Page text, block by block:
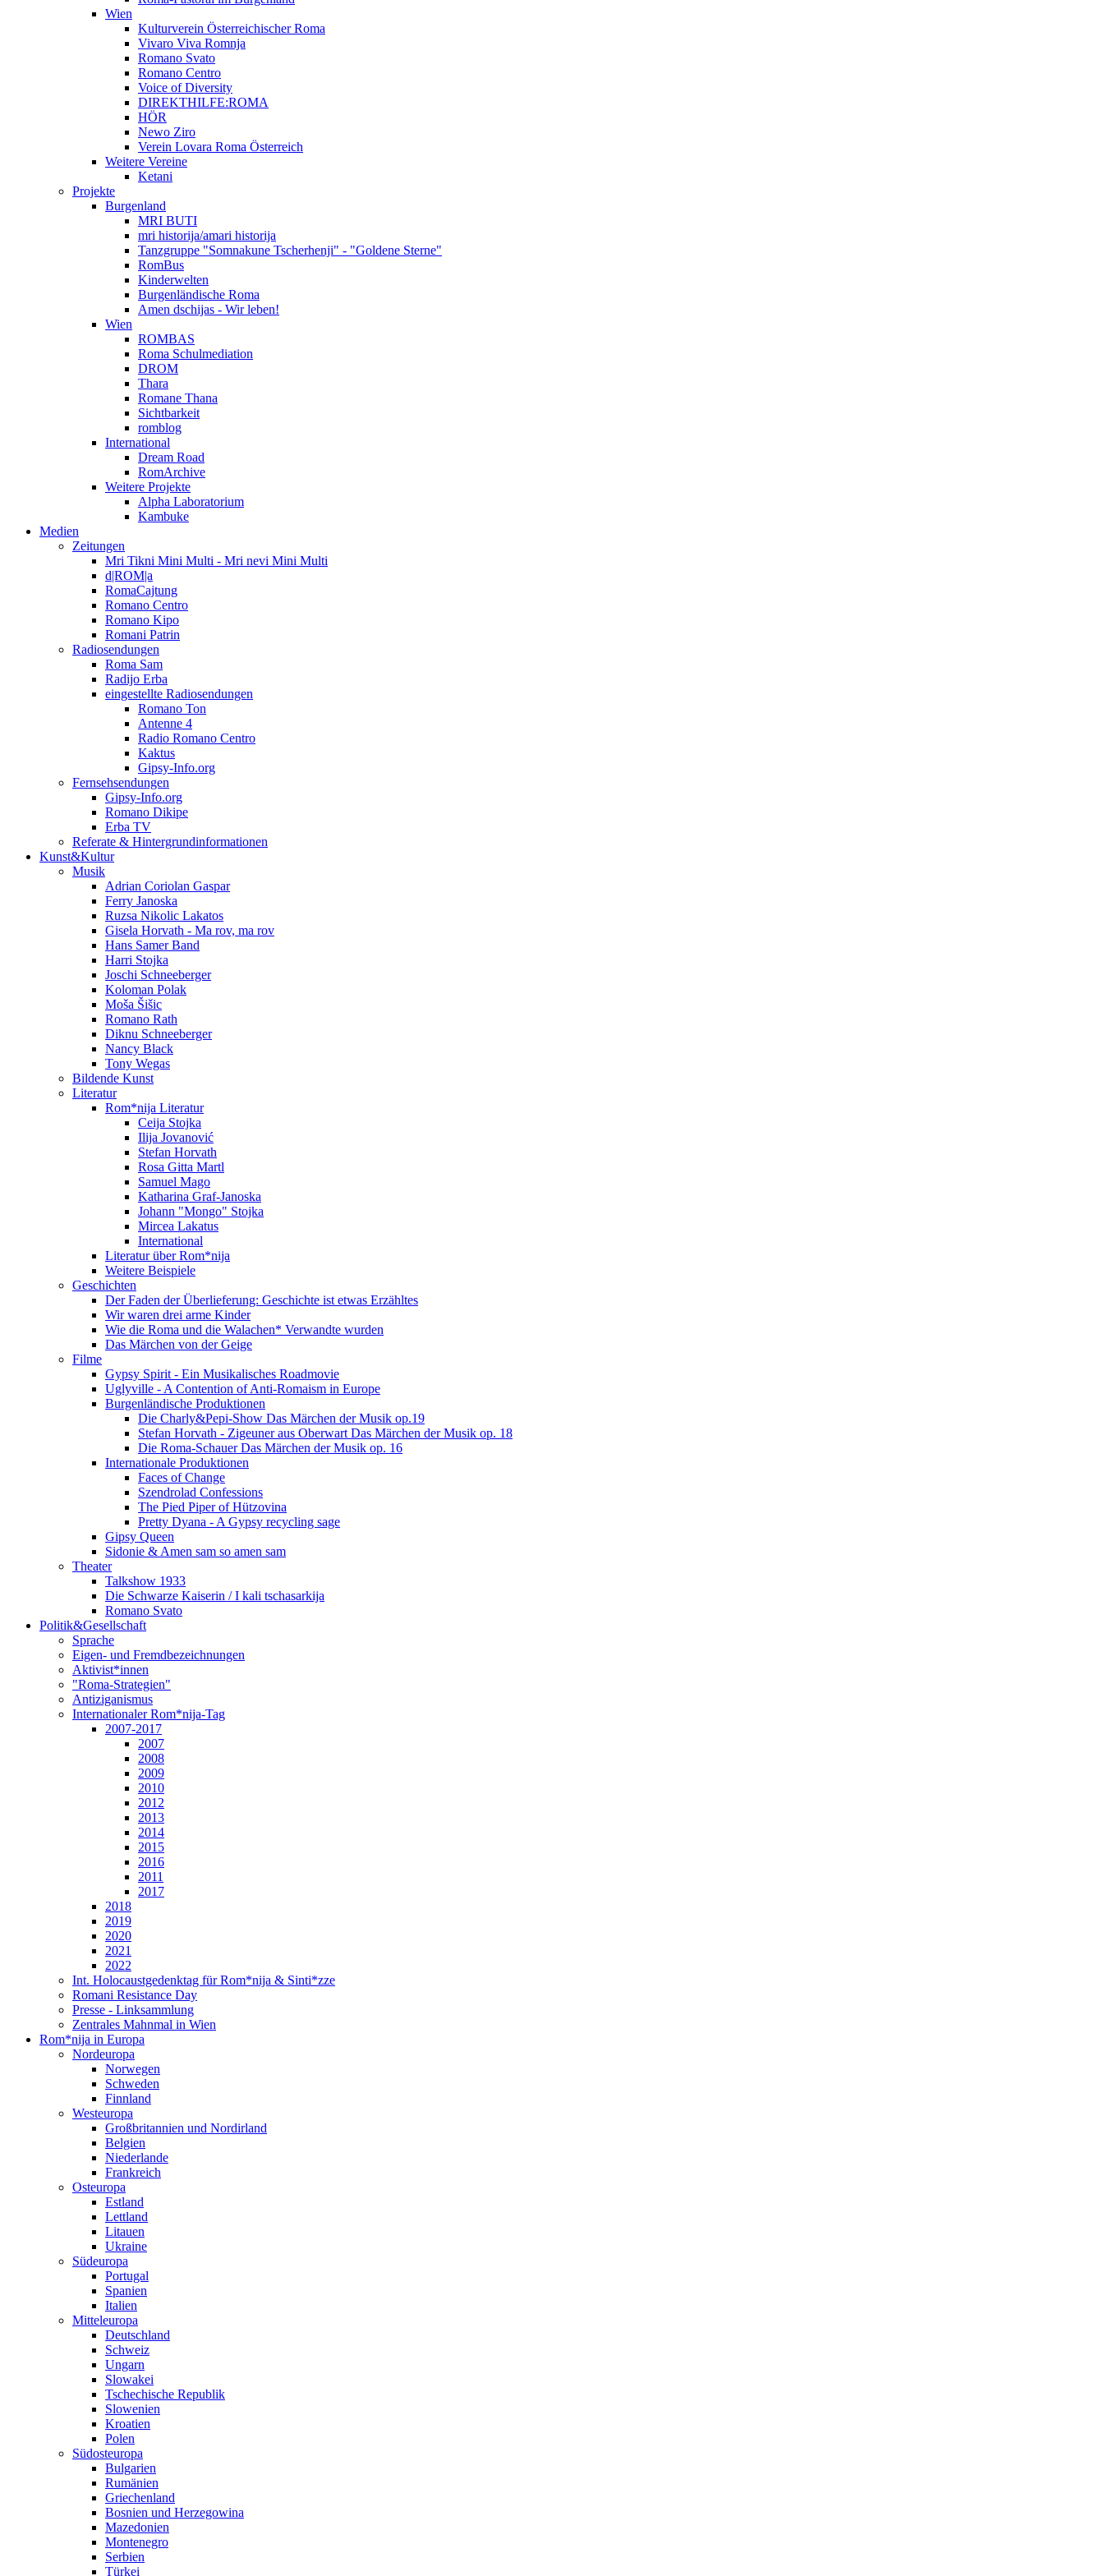
Wien
Kulturverein Österreichischer Roma
Vivaro Viva Romnja
Romano Svato
Romano Centro
Voice of Diversity
DIREKTHILFE:ROMA
HÖR
Newo Ziro
Verein Lovara Roma Österreich
Weitere Vereine
Ketani
Projekte
Burgenland
MRI BUTI
mri historija/amari historija
Tanzgruppe "Somnakune Tscherhenji" - "Goldene Sterne"
RomBus
Kinderwelten
Burgenländische Roma
Amen dschijas - Wir leben!
Wien
ROMBAS
Roma Schulmediation
DROM
Thara
Romane Thana
Sichtbarkeit
romblog
International
Dream Road
RomArchive
Weitere Projekte
Alpha Laboratorium
Kambuke
Medien
Zeitungen
Mri Tikni Mini Multi - Mri nevi Mini Multi
d|ROM|a
RomaCajtung
Romano Centro
Romano Kipo
Romani Patrin
Radiosendungen
Roma Sam
Radijo Erba
eingestellte Radiosendungen
Romano Ton
Antenne 4
Radio Romano Centro
Kaktus
Gipsy-Info.org
Fernsehsendungen
Gipsy-Info.org
Romano Dikipe
Erba TV
Referate & Hintergrundinformationen
Kunst&Kultur
Musik
Adrian Coriolan Gaspar
Ferry Janoska
Ruzsa Nikolic Lakatos
Gisela Horvath - Ma rov, ma rov
Hans Samer Band
Harri Stojka
Joschi Schneeberger
Koloman Polak
Moša Šišic
Romano Rath
Diknu Schneeberger
Nancy Black
Tony Wegas
Bildende Kunst
Literatur
Rom*nija Literatur
Ceija Stojka
Ilija Jovanović
Stefan Horvath
Rosa Gitta Martl
Samuel Mago
Katharina Graf-Janoska
Johann "Mongo" Stojka
Mircea Lakatus
International
Literatur über Rom*nija
Weitere Beispiele
Geschichten
Der Faden der Überlieferung: Geschichte ist etwas Erzähltes
Wir waren drei arme Kinder
Wie die Roma und die Walachen* Verwandte wurden
Das Märchen von der Geige
Filme
Gypsy Spirit - Ein Musikalisches Roadmovie
Uglyville - A Contention of Anti-Romaism in Europe
Burgenländische Produktionen
Die Charly&Pepi-Show Das Märchen der Musik op.19
Stefan Horvath - Zigeuner aus Oberwart Das Märchen der Musik op. 18
Die Roma-Schauer Das Märchen der Musik op. 16
Internationale Produktionen
Faces of Change
Szendrolad Confessions
The Pied Piper of Hützovina
Pretty Dyana - A Gypsy recycling sage
Gipsy Queen
Sidonie & Amen sam so amen sam
Theater
Talkshow 1933
Die Schwarze Kaiserin / I kali tschasarkija
Romano Svato
Politik&Gesellschaft
Sprache
Eigen- und Fremdbezeichnungen
Aktivist*innen
"Roma-Strategien"
Antiziganismus
Internationaler Rom*nija-Tag
2007-2017
2007
2008
2009
2010
2012
2013
2014
2015
2016
2011
2017
2018
2019
2020
2021
2022
Int. Holocaustgedenktag für Rom*nija & Sinti*zze
Romani Resistance Day
Presse - Linksammlung
Zentrales Mahnmal in Wien
Rom*nija in Europa
Nordeuropa
Norwegen
Schweden
Finnland
Westeuropa
Großbritannien und Nordirland
Belgien
Niederlande
Frankreich
Osteuropa
Estland
Lettland
Litauen
Ukraine
Südeuropa
Portugal
Spanien
Italien
Mitteleuropa
Deutschland
Schweiz
Ungarn
Slowakei
Tschechische Republik
Slowenien
Kroatien
Polen
Südosteuropa
Bulgarien
Rumänien
Griechenland
Bosnien und Herzegowina
Mazedonien
Montenegro
Serbien
Türkei